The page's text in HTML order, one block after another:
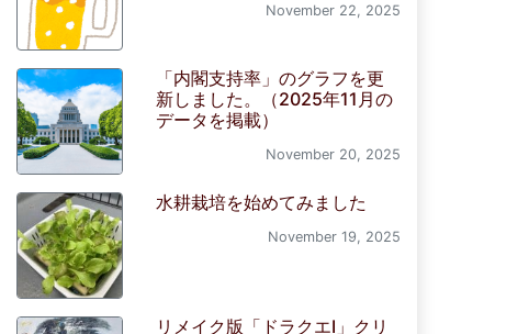
November 22, 2025
「内閣支持率」のグラフを更
新しました。（2025年11月の
データを掲載）
November 20, 2025
水耕栽培を始めてみました
November 19, 2025
リメイク版「ドラクエI」クリ